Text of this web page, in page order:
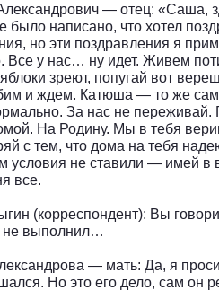
— отец: «Саша,
было написано, что хотел
но эти поздравления я
Все у нас… ну идет. Живем
зреют, попугай вот
и ждем. Катюша — то же
За нас не
На Родину. Мы в тебя
с тем, что дома на тебя
условия не ставили — имей в
все.
(корреспондент): Вы
не выполнил…
— мать: Да, я
Но это его дело, сам он